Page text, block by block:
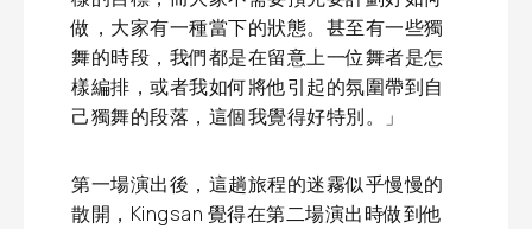
做，大家有一種當下的狀態。甚至有一些獨
舞的時段，我們都是在留意上一位舞者是怎
樣編排，或者我如何將他引起的氛圍帶到自
己獨舞的段落，這個我覺得好特別。」
第一場演出後，這趟旅程的迷霧似乎慢慢的
散開，Kingsan 覺得在第二場演出時做到他